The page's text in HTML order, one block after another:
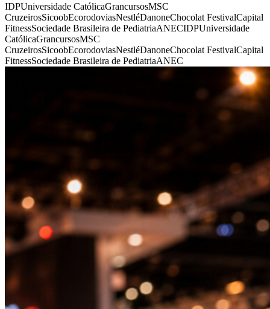
IDPUniversidade CatólicaGrancursosMSC
CruzeirosSicoobEcorodoviasNestléDanoneChocolat FestivalCapital
FitnessSociedade Brasileira de PediatriaANECIDPUniversidade
CatólicaGrancursosMSC
CruzeirosSicoobEcorodoviasNestléDanoneChocolat FestivalCapital
FitnessSociedade Brasileira de PediatriaANEC